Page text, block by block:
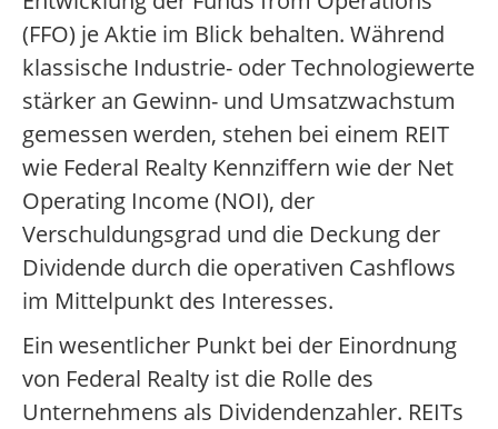
(FFO) je Aktie im Blick behalten. Während
klassische Industrie- oder Technologiewerte
stärker an Gewinn- und Umsatzwachstum
gemessen werden, stehen bei einem REIT
wie Federal Realty Kennziffern wie der Net
Operating Income (NOI), der
Verschuldungsgrad und die Deckung der
Dividende durch die operativen Cashflows
im Mittelpunkt des Interesses.
Ein wesentlicher Punkt bei der Einordnung
von Federal Realty ist die Rolle des
Unternehmens als Dividendenzahler. REITs